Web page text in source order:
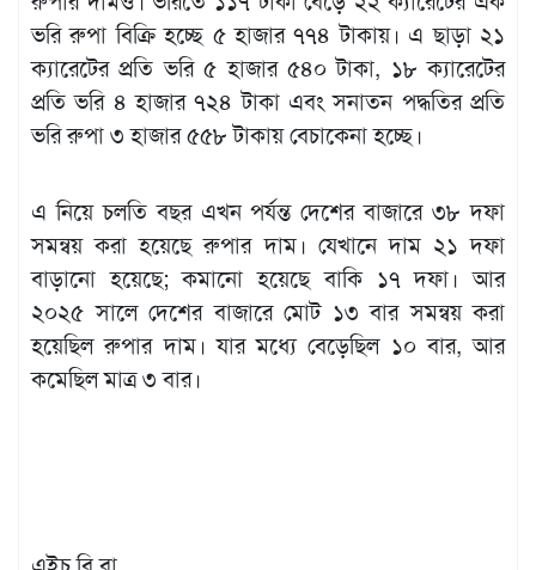
ভরি রুপা বিক্রি হচ্ছে ৫ হাজার ৭৭৪ টাকায়। এ ছাড়া ২১
ক্যারেটের প্রতি ভরি ৫ হাজার ৫৪০ টাকা, ১৮ ক্যারেটের
প্রতি ভরি ৪ হাজার ৭২৪ টাকা এবং সনাতন পদ্ধতির প্রতি
ভরি রুপা ৩ হাজার ৫৫৮ টাকায় বেচাকেনা হচ্ছে।
এ নিয়ে চলতি বছর এখন পর্যন্ত দেশের বাজারে ৩৮ দফা
সমন্বয় করা হয়েছে রুপার দাম। যেখানে দাম ২১ দফা
বাড়ানো হয়েছে; কমানো হয়েছে বাকি ১৭ দফা। আর
২০২৫ সালে দেশের বাজারে মোট ১৩ বার সমন্বয় করা
হয়েছিল রুপার দাম। যার মধ্যে বেড়েছিল ১০ বার, আর
কমেছিল মাত্র ৩ বার।